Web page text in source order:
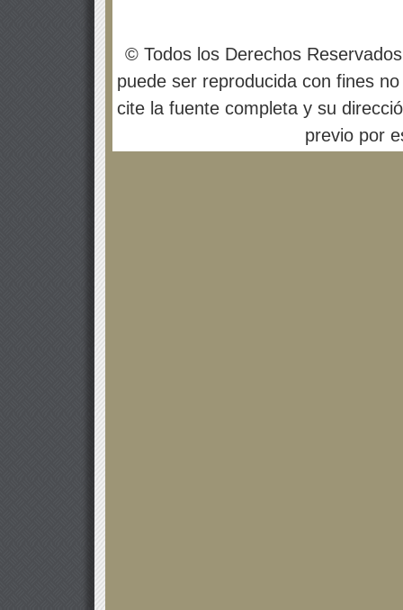
© Todos los Derechos
puede ser reproducida con fines
cite la fuente completa y su
previo por